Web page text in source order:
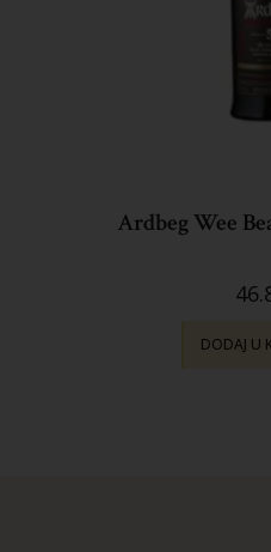
Ardbeg Wee
DODAJ U